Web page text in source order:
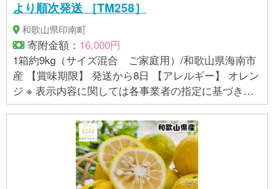
より順次発送 ［TM258］
和歌山県印南町
寄附金額： 16,000円
1箱約9kg（サイズ混合 ご家庭用）/和歌山県海南市
産 【賞味期限】 発送から8日 【アレルギー】 オレン
ジ ※ 表示内容に関しては各事業者の指定に基づき掲
載しており、一切の内容を保証するものではござい
ません。 ※ご不明の点がございましたら事業者まで直
接お問い合わせ下さい。